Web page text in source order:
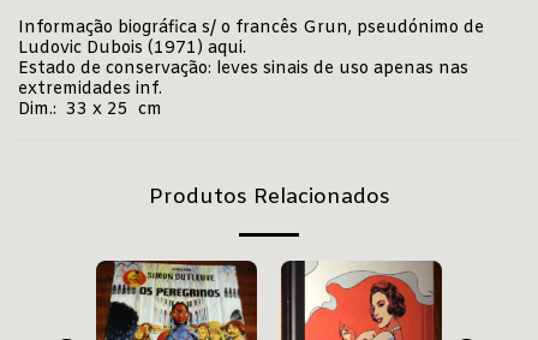
Informação biográfica s/ o francês Grun, pseudónimo de
Ludovic Dubois (1971) aqui.
Estado de conservação: leves sinais de uso apenas nas
extremidades inf.
Dim.: 33 x 25 cm
Produtos Relacionados